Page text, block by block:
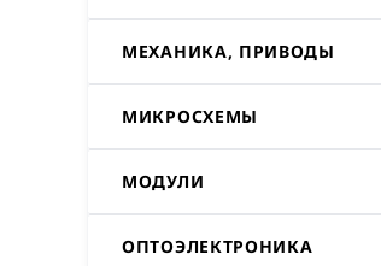
МЕХАНИКА, ПРИВОДЫ
МИКРОСХЕМЫ
МОДУЛИ
ОПТОЭЛЕКТРОНИКА